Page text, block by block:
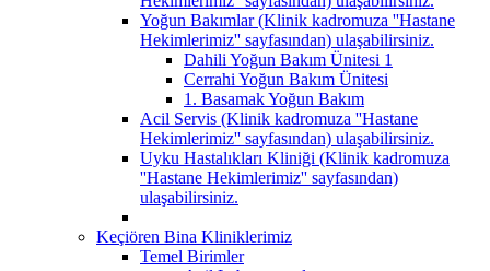
Yoğun Bakımlar (Klinik kadromuza ''Hastane
Hekimlerimiz'' sayfasından) ulaşabilirsiniz.
Dahili Yoğun Bakım Ünitesi 1
Cerrahi Yoğun Bakım Ünitesi
1. Basamak Yoğun Bakım
Acil Servis (Klinik kadromuza ''Hastane
Hekimlerimiz'' sayfasından) ulaşabilirsiniz.
Uyku Hastalıkları Kliniği (Klinik kadromuza
''Hastane Hekimlerimiz'' sayfasından)
ulaşabilirsiniz.
Keçiören Bina Kliniklerimiz
Temel Birimler